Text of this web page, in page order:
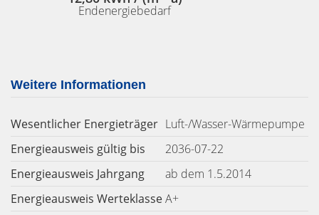
Endenergiebedarf
Weitere Informationen
Wesentlicher Energieträger Luft-/Wasser-Wärmepumpe
Energieausweis gültig bis
2036-07-22
Energieausweis Jahrgang
ab dem 1.5.2014
Energieausweis WerteklasseA+